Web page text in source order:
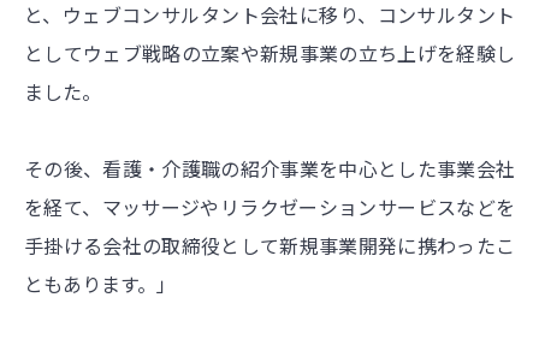
と、ウェブコンサルタント会社に移り、コンサルタント
としてウェブ戦略の立案や新規事業の立ち上げを経験し
ました。
その後、看護・介護職の紹介事業を中心とした事業会社
を経て、マッサージやリラクゼーションサービスなどを
手掛ける会社の取締役として新規事業開発に携わったこ
ともあります。」